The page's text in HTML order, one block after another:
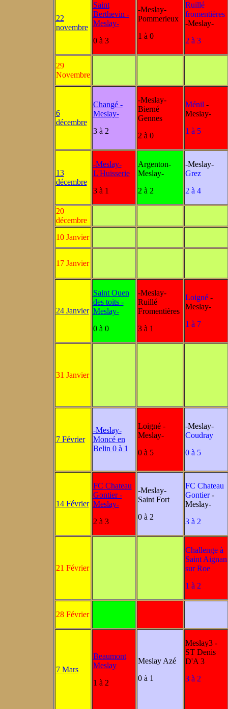
22
novembre
Saint
Berthevin -
Meslay-
0 à 3
-Meslay-
Pommerieux
1 à 0
Ruillé
fromentières
-Meslay-
2 à 3
29
Novembre
6
décembre
Changé -
Meslay-
3 à 2
-Meslay-
Bierné
Gennes
2 à 0
Ménil -
Meslay-
1 à 5
13
décembre
-Meslay-
L'Huisserie
3 à 1
Argenton-
Meslay-
2 à 2
-Meslay-
Grez
2 à 4
20
décembre
10 Janvier
17 Janvier
24 Janvier
Saint Ouen
des toits -
Meslay-
0 à 0
-Meslay-
Ruillé
Fromentières
3 à 1
Loigné -
Meslay-
1 à 7
31 Janvier
7 Février
-Meslay-
Moncé en
Belin 0 à 1
Loigné -
Meslay-
0 à 5
-Meslay-
Coudray
0 à 5
14 Février
FC Chateau
Gontier -
Meslay-
2 à 3
-Meslay-
Saint Fort
0 à 2
FC Chateau
Gontier-
Meslay-
3 à 2
21 Février
Challenge à
Saint Aignan
sur Roe
1 à 2
28 Février
7 Mars
Beaumont
Meslay
1 à 2
Meslay Azé
0 à 1
Meslay3 -
ST Denis
D'A 3
3 à 2